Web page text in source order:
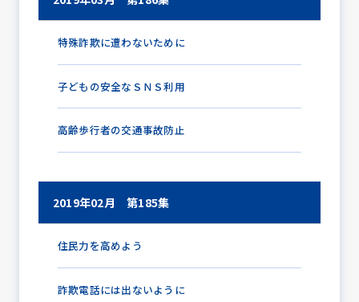
特殊詐欺に遭わないために
子どもの安全なＳＮＳ利用
高齢歩行者の交通事故防止
2019年02月 第185集
住民力を高めよう
詐欺電話には出ないように